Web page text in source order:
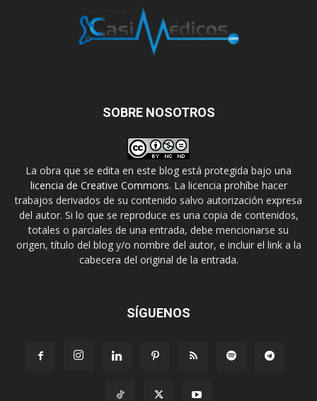
SOBRE NOSOTROS
La obra que se edita en este blog está protegida bajo una
licencia de Creative Commons. La licencia prohíbe hacer
trabajos derivados de su contenido salvo autorización expresa
del autor. Si lo que se reproduce es una copia de contenidos,
totales o parciales de una entrada, debe mencionarse su
origen, título del blog y/o nombre del autor, e incluir el link a la
cabecera del original de la entrada.
SÍGUENOS